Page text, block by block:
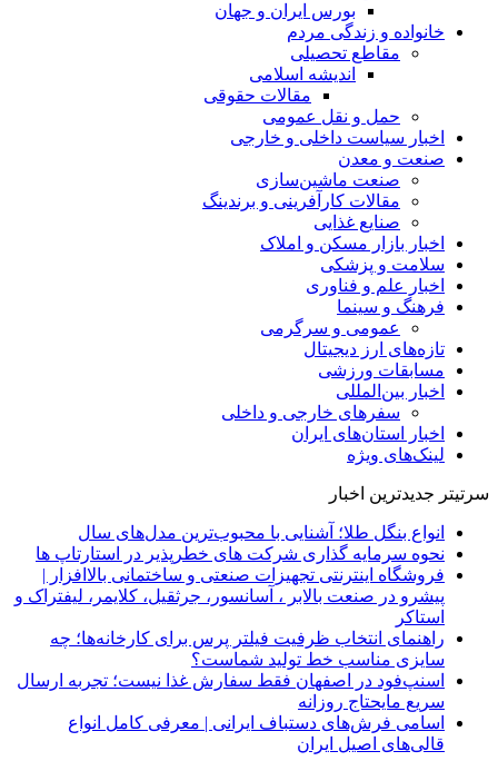
بورس ایران و جهان
خانواده و زندگی مردم
مقاطع تحصیلی
اندیشه اسلامی
مقالات حقوقی
حمل و نقل عمومی
اخبار سیاست داخلی و خارجی
صنعت و معدن
صنعت ماشین‌سازی
مقالات کارآفرینی و برندینگ
صنایع غذایی
اخبار بازار مسکن و املاک
سلامت و پزشکی
اخبار علم و فناوری
فرهنگ و سینما
عمومی و سرگرمی
تازه‌های ارز دیجیتال
مسابقات ورزشی
اخبار بین‌المللی
سفرهای خارجی و داخلی
اخبار استان‌های ایران
لینک‌های ویژه
سرتیتر جدیدترین اخبار
انواع بنگل طلا؛ آشنایی با محبوب‌ترین مدل‌های سال
نحوه سرمایه‌ گذاری شرکت‌ های خطرپذیر در استارتاپ ها
فروشگاه اینترنتی تجهیزات صنعتی و ساختمانی بالاافزار |
پیشرو در صنعت بالابر ، آسانسور، جرثقیل، کلایمر، لیفتراک و
استاکر
راهنمای انتخاب ظرفیت فیلتر پرس برای کارخانه‌ها؛ چه
سایزی مناسب خط تولید شماست؟
اسنپ‌فود در اصفهان فقط سفارش غذا نیست؛ تجربه ارسال
سریع مایحتاج روزانه
اسامی فرش‌های دستباف ایرانی | معرفی کامل انواع
قالی‌های اصیل ایران